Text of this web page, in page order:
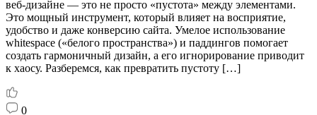
веб-дизайне — это не просто «пустота» между элементами.
Это мощный инструмент, который влияет на восприятие,
удобство и даже конверсию сайта. Умелое использование
whitespace («белого пространства») и паддингов помогает
создать гармоничный дизайн, а его игнорирование приводит
к хаосу. Разберемся, как превратить пустоту […]
0